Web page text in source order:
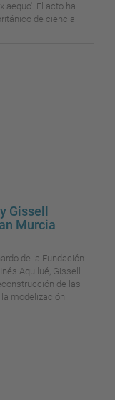
aequo'. El acto ha
de ciencia
Gissell
Murcia
de la Fundación
Aquilué, Gissell
de las
modelización